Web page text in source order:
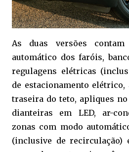
As duas versões
automático dos faróis,
regulagens elétricas
de estacionamento
traseira do teto, apliques
dianteiras em LED, ar-
zonas com modo
(inclusive de recirculação)